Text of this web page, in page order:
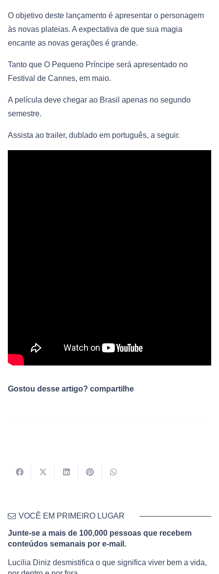
O objetivo deste lançamento é apresentar o personagem
às novas plateias. A expectativa de que sua magia
encante as novas gerações é grande.
Tanto que O Pequeno Príncipe será apresentado no
Festival de Cannes, em maio.
A película deve chegar ao Brasil apenas no segundo
semestre.
Assista ao trailer, dublado em português, a seguir.
Gostou desse artigo? compartilhe
VOCÊ EM PRIMEIRO LUGAR
Junte-se a mais de 100,000 pessoas que recebem
conteúdos semanais por e-mail.
Lucilia Diniz desmistifica o que significa viver bem a vida,